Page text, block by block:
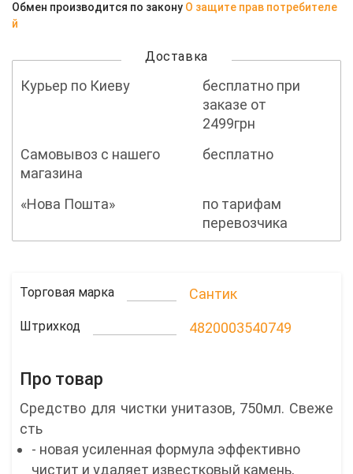
Обмен производится по закону О защите прав потребителе
й
Доставка
Курьер по Киеву
бесплатно при
заказе от
2499грн
Самовывоз с нашего
магазина
бесплатно
«Нова Пошта»
по тарифам
перевозчика
Торговая марка Сантик
Штрихкод 4820003540749
Про товар
Средство для чистки унитазов, 750мл. Свеже
сть
- новая усиленная формула эффективно
чистит и удаляет известковый камень,